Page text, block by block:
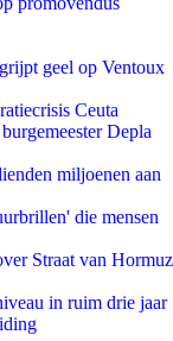
geel op Ventoux
Ceuta
Depla
miljoenen aan
die mensen
Straat van Hormuz
in ruim drie jaar